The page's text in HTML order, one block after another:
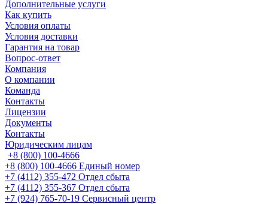
Дополнительные услуги
Как купить
Условия оплаты
Условия доставки
Гарантия на товар
Вопрос-ответ
Компания
О компании
Команда
Контакты
Лицензии
Документы
Контакты
Юридическим лицам
+8 (800) 100-4666
+8 (800) 100-4666 Единый номер
+7 (4112) 355-472 Отдел сбыта
+7 (4112) 355-367 Отдел сбыта
+7 (924) 765-70-19 Сервисный центр